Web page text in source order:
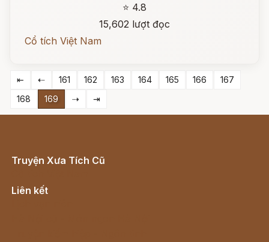
⭐ 4.8
15,602 lượt đọc
Cổ tích Việt Nam
⇤ ⇠ 161 162 163 164 165 166
167
168
169 ⇢ ⇥
Truyện Xưa Tích Cũ
Liên kết